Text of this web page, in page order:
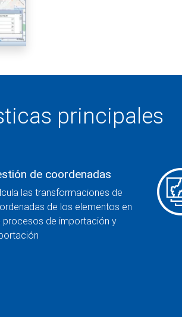
principales
de coordenadas
las transformaciones de
de los elementos en
procesos de importación y